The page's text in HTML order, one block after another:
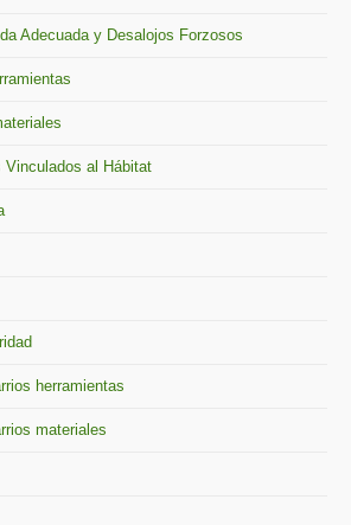
Adecuada y Desalojos Forzosos
Vinculados al Hábitat
herramientas
materiales